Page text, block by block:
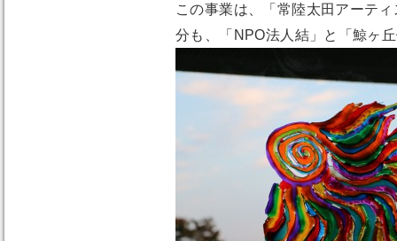
この事業は、「常陸太田アーテ
分も、「NPO法人結」と「鯨ヶ